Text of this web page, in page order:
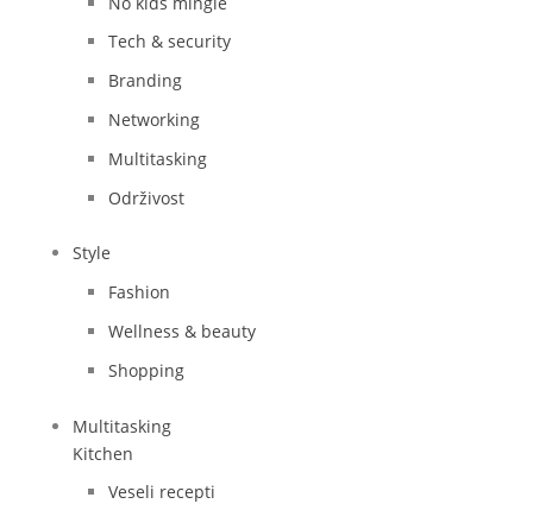
Tech & security
Branding
Networking
Multitasking
Održivost
Style
Fashion
Wellness & beauty
Shopping
Multitasking
Kitchen
Veseli recepti